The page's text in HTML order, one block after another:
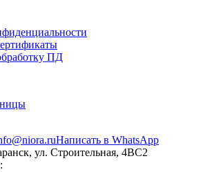
ПД
Написать в WhatsApp
ул. Строительная, 4ВС2